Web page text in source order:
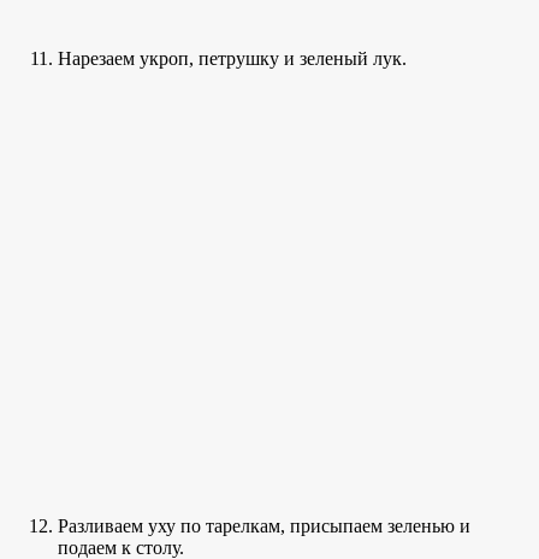
Нарезаем укроп, петрушку и зеленый лук.
Разливаем уху по тарелкам, присыпаем зеленью и
подаем к столу.